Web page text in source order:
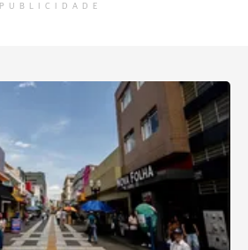
PUBLICIDADE